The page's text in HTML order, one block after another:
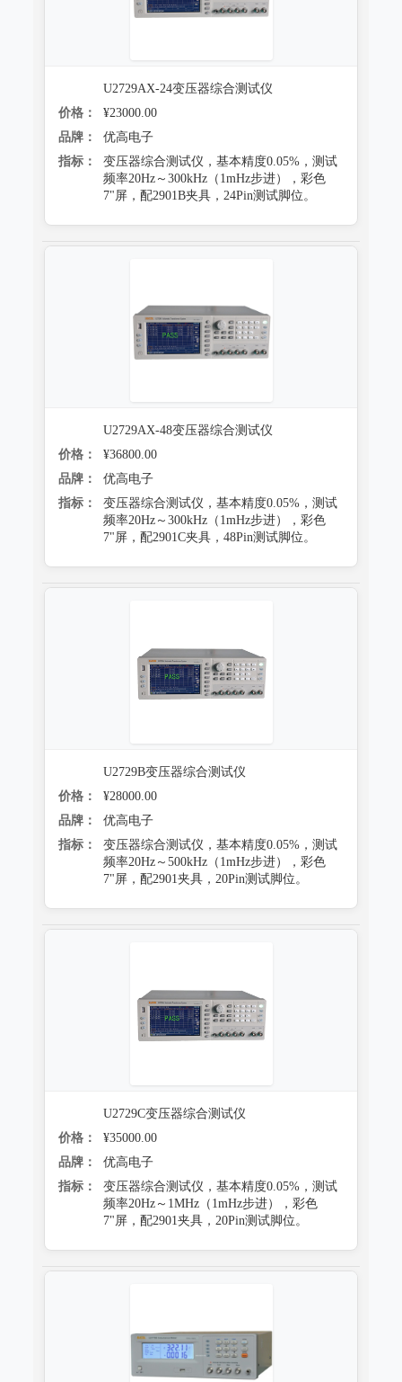
U2729AX-24变压器综合测试仪
价格：
¥23000.00
品牌：
优高电子
指标：
变压器综合测试仪，基本精度0.05%，测试
频率20Hz～300kHz（1mHz步进），彩色
7"屏，配2901B夹具，24Pin测试脚位。
U2729AX-48变压器综合测试仪
价格：
¥36800.00
品牌：
优高电子
指标：
变压器综合测试仪，基本精度0.05%，测试
频率20Hz～300kHz（1mHz步进），彩色
7"屏，配2901C夹具，48Pin测试脚位。
U2729B变压器综合测试仪
价格：
¥28000.00
品牌：
优高电子
指标：
变压器综合测试仪，基本精度0.05%，测试
频率20Hz～500kHz（1mHz步进），彩色
7"屏，配2901夹具，20Pin测试脚位。
U2729C变压器综合测试仪
价格：
¥35000.00
品牌：
优高电子
指标：
变压器综合测试仪，基本精度0.05%，测试
频率20Hz～1MHz（1mHz步进），彩色
7"屏，配2901夹具，20Pin测试脚位。